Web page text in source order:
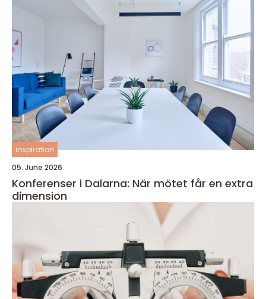
inspiration
05. June 2026
Konferenser i Dalarna: När mötet får en extra
dimension